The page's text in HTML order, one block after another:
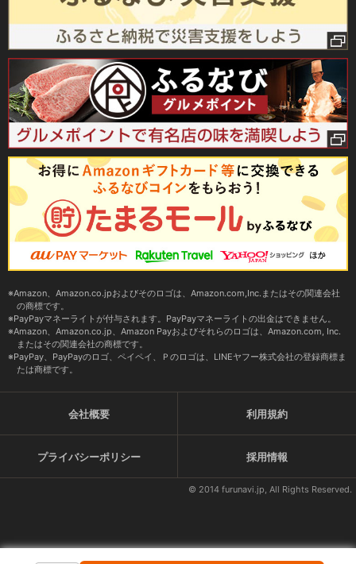
Amazon、Amazon.co.jpおよびそのロゴは、Amazon.com,Inc.またはその関連会社
の商標です。
PayPayマネーライトが付与されます。PayPayマネーライトの出金はできません。
Amazon、Amazon.co.jp、Amazon Payおよびそれらのロゴは、Amazon.com, Inc.
またはその関連会社の商標です。
PayPay、PayPayのロゴ、ペイペイ、Ｐのロゴは、LINEヤフー株式会社の登録商標ま
たは商標です。
会社概要 利用規約
プライバシーポリシー 採用情報
© 2014 furunavi.jp, All Rights Reserved.